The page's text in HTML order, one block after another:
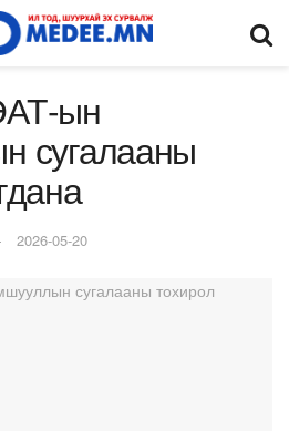
ын
сугалааны
2026-05-20